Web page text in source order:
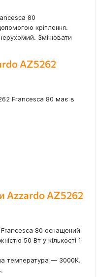
80
кріплення.
Змінювати
AZ5262
Francesca 80 має в
Azzardo AZ5262
Francesca 80 оснащений
50 Вт у кількості 1
температура — 3000K.